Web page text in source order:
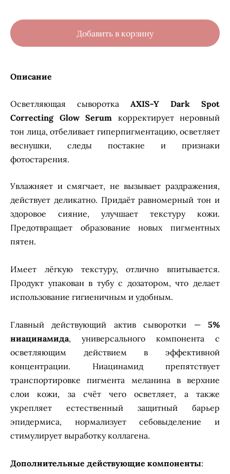
Добавить в корзину
Описание
Осветляющая сыворотка AXIS-Y Dark Spot
Correcting Glow Serum корректирует неровный
тон лица, отбеливает гиперпигментацию, осветляет
веснушки, следы постакне и признаки
фотостарения.
Увлажняет и смягчает, не вызывает раздражения,
действует деликатно. Придаёт равномерный тон и
здоровое сияние, улучшает текстуру кожи.
Предотвращает образование новых пигментных
пятен.
Имеет лёгкую текстуру, отлично впитывается.
Продукт упакован в тубу с дозатором, что делает
использование гигиеничным и удобным.
Главный действующий актив сыворотки — 5%
ниацинамида, универсального компонента с
осветляющим действием в эффективной
концентрации. Ниацинамид препятствует
транспортировке пигмента меланина в верхние
слои кожи, за счёт чего осветляет, а также
укрепляет естественный защитный барьер
эпидермиса, нормализует себовыделение и
стимулирует выработку коллагена.
Дополнительные действующие компоненты: